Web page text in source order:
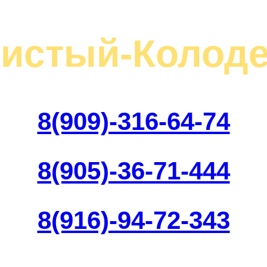
8(909)-316-64-74
8(905)-36-71-444
8(916)-94-72-343